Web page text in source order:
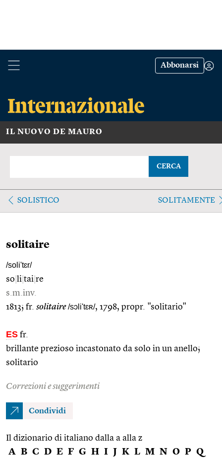
Abbonarsi
IL NUOVO DE MAURO
CERCA
SOLISTICO SOLITAMENTE
solitaire
/soli'tɛr/
so li tai re
s.m.inv.
1813; fr. solitaire /sɔli'tɛʀ/, 1798, propr. "solitario"
ES fr.
brillante prezioso incastonato da solo in un anello;
solitario
Correzioni e suggerimenti
Condividi
Il dizionario di italiano dalla a alla z
A B C D E F G H I J K L M N O P Q